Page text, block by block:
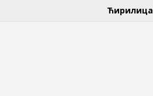
Ћирилица